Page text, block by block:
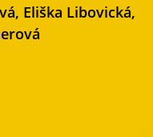
Eliška Libovická,